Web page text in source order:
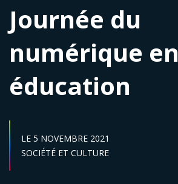
Journée du
numérique en
éducation
LE DATE DE DÉBUT :
5 NOVEMBRE 2021
Secteur :
SOCIÉTÉ ET CULTURE